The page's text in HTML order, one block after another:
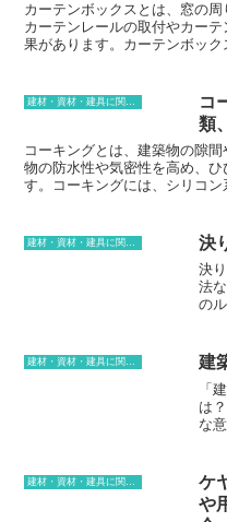
カーテンボックスとは、窓の周
カーテンレールの取付やカー
果があります。カーテンボッ
ン、部屋の雰囲気などを考慮す
は、部屋の雰囲気を一変させる
コ
類
コーキングとは、建築物の隙
物の防水性や気密性を高め、
す。コーキングには、シリコ
あるため、ひび割れが生じにく
コーキングは、接着力が強く、
ります。アクリル系コーキン
う特徴があります。コーキン
汚れや埃をきれいに拭き取り
や気密性を高め、ひび割れや漏
ります。コーキング施工の際
拭き取り、コーキング材を隙
す。コーキング材が硬化した
決
決
法
の
り
き
り
に
工
れ
を
り
建材・資材・建具に関する用語 建
「
は
な
ま
根
な
ケ
や